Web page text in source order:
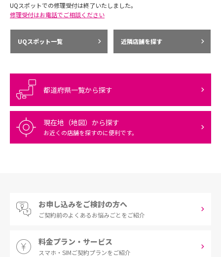
UQスポットでの修理受付は終了いたしました。
修理受付はお電話でご相談ください
UQスポット一覧 近隣店舗を探す
都道府県一覧から探す
現在地（地図）から探す
お近くの店舗を探すのに便利です。
お申し込みをご検討の方へ
ご契約前のよくあるお悩みごとをご紹介
料金プラン・サービス
スマホ・SIMご契約プランをご紹介